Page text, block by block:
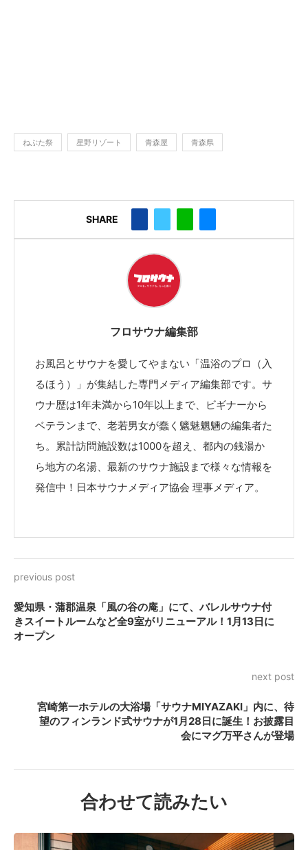
ねぶた祭 星野リゾート 青森屋 青森県
SHARE
フロサウナ編集部
お風呂とサウナを愛してやまない「温浴のプロ（入
るほう）」が集結した専門メディア編集部です。サ
ウナ歴は1年未満から10年以上まで、ビギナーから
ベテランまで、老若男女が蠢く魑魅魍魎の編集者た
ち。累計訪問施設数は1000を超え、都内の銭湯か
ら地方の名湯、最新のサウナ施設まで様々な情報を
発信中！日本サウナメディア協会 理事メディア。
previous post
愛知県・蒲郡温泉「風の谷の庵」にて、バレルサウナ付
きスイートルームなど全9室がリニューアル！1月13日に
オープン
next post
宮崎第一ホテルの大浴場「サウナMIYAZAKI」内に、待
望のフィンランド式サウナが1月28日に誕生！お披露目
会にマグ万平さんが登場
合わせて読みたい